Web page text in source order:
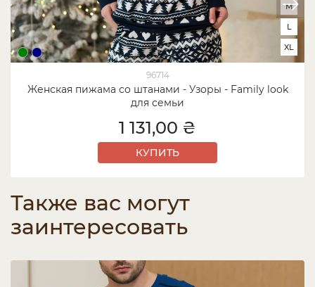
96714
Женская пижама со штанами - Узоры - Family look
для семьи
M
L
XL
1 131,00 ₴
КУПИТЬ
Также вас могут
заинтересовать